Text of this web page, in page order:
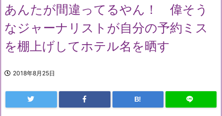
あんたが間違ってるやん！ 偉そう
なジャーナリストが自分の予約ミス
を棚上げしてホテル名を晒す
2018年8月25日
B!